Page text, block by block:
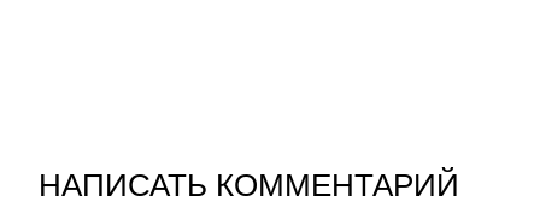
НАПИСАТЬ КОММЕНТАРИЙ